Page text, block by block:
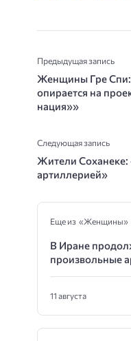
Предыдущая запись
Женщины Гре
опирается на
нация»»
Следующая запись
Жители
артиллерией»
Еще из «Женщины»
В Иране
произвольные
11 августа